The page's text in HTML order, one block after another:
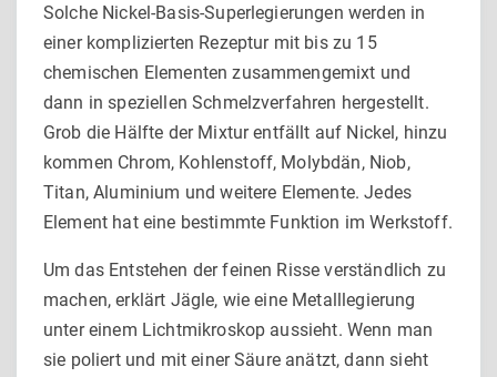
Solche Nickel-Basis-Superlegierungen wer­den in
einer komplizierten Rezeptur mit bis zu 15
chemischen Elementen zusammengemixt und
dann in speziellen Schmelz­verfahren hergestellt.
Grob die Hälfte der Mixtur entfällt auf Nickel, hinzu
kommen Chrom, Kohlenstoff, Molybdän, Niob,
Titan, Aluminium und weitere Elemente. Jedes
Element hat eine bestimmte Funktion im Werkstoff.
Um das Entstehen der feinen Risse verständlich zu
machen, er­klärt Jägle, wie eine Metalllegierung
unter einem Lichtmikroskop aussieht. Wenn man
sie poliert und mit einer Säure anätzt, dann sieht